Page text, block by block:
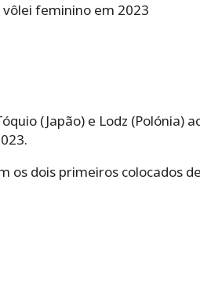
vôlei feminino em 2023
(Japão) e Lodz (Polónia)
os dois primeiros colocados